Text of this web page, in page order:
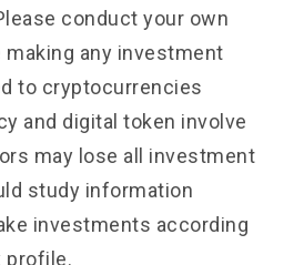
conduct your own
any investment
to cryptocurrencies
and digital token involve
may lose all investment
study information
investments according
profile.